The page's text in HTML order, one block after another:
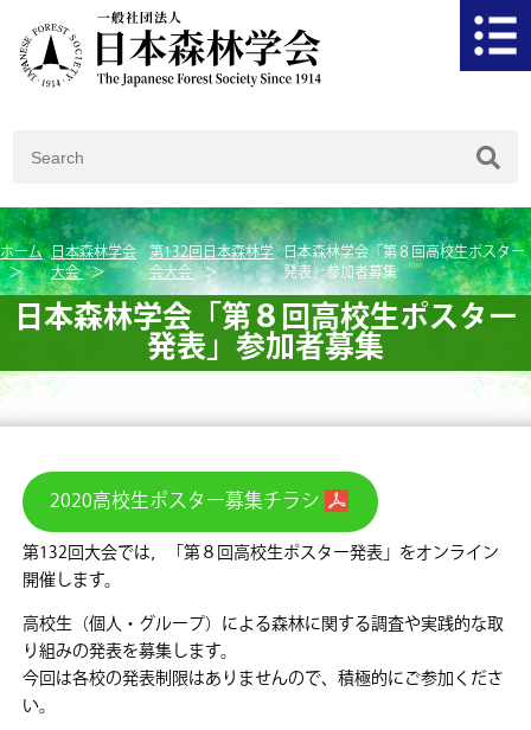
ホーム 日本森林学会
大会
第132回日本森林学
会大会
日本森林学会「第８回高校生ポスター
発表」参加者募集
日本森林学会「第８回高校生ポスター
発表」参加者募集
2020高校生ポスター募集チラシ
第132回大会では，「第８回高校生ポスター発表」をオンライン
開催します。
高校生（個人・グループ）による森林に関する調査や実践的な取
り組みの発表を募集します。
今回は各校の発表制限はありませんので、積極的にご参加くださ
い。